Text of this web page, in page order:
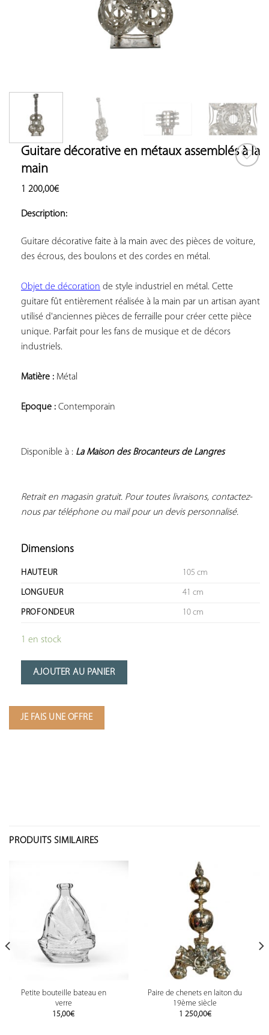
Guitare décorative en métaux assemblés à la
main
1 200,00€
Description:
Guitare décorative faite à la main avec des pièces de voiture,
des écrous, des boulons et des cordes en métal.
Objet de décoration de style industriel en métal. Cette
guitare fût entièrement réalisée à la main par un artisan ayant
utilisé d'anciennes pièces de ferraille pour créer cette pièce
unique. Parfait pour les fans de musique et de décors
industriels.
Matière : Métal
Epoque : Contemporain
Disponible à : La Maison des Brocanteurs de Langres
Retrait en magasin gratuit. Pour toutes livraisons, contactez-
nous par téléphone ou mail pour un devis personnalisé.
Dimensions
HAUTEUR 105 cm
LONGUEUR 41 cm
PROFONDEUR 10 cm
1 en stock
AJOUTER AU PANIER
JE FAIS UNE OFFRE
PRODUITS SIMILAIRES
Petite bouteille bateau en
verre
15,00€
Paire de chenets en laiton du
19ème siècle
1 250,00€